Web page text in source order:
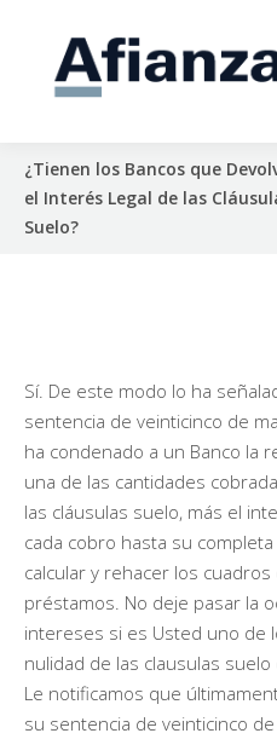
¿Tienen los Bancos que
el Interés Legal de las
Suelo?
Sí. De este modo lo ha
sentencia de veinticinco de
ha condenado a un Banco la
una de las cantidades
las cláusulas suelo, más el
cada cobro hasta su
calcular y rehacer los
préstamos. No deje pasar la
intereses si es Usted uno de
nulidad de las clausulas
Le notificamos que
su sentencia de veinticinco